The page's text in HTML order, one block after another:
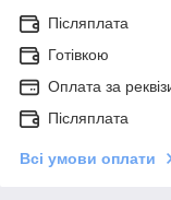
Післяплата
Готівкою
Оплата за
Післяплата
Всі умови оплати